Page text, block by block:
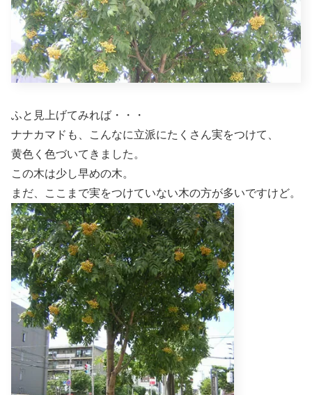
ふと見上げてみれば・・・
ナナカマドも、こんなに立派にたくさん実をつけて、
黄色く色づいてきました。
この木は少し早めの木。
まだ、ここまで実をつけていない木の方が多いですけど。